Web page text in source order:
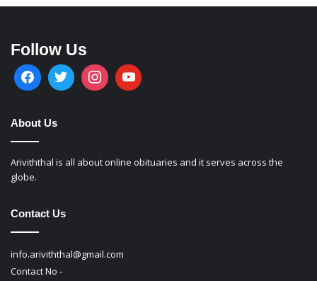
Follow Us
About Us
Ariviththal is all about online obituaries and it serves across the
globe.
Contact Us
info.ariviththal@gmail.com
Contact No -